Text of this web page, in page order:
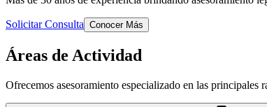
Solicitar Consulta Conocer Más
Áreas de Actividad
Ofrecemos asesoramiento especializado en las principales